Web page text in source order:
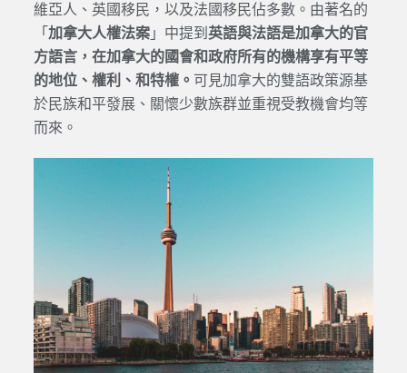
維亞人、英國移民，以及法國移民佔多數。由著名的
「 加拿大人權法案」中提到 英語與法語是加拿大的官
方語言，在加拿大的國會和政府所有的機構享有平等
的地位、權利、和特權。 可見加拿大的雙語政策源基
於民族和平發展、關懷少數族群並重視受教機會均等
而來。